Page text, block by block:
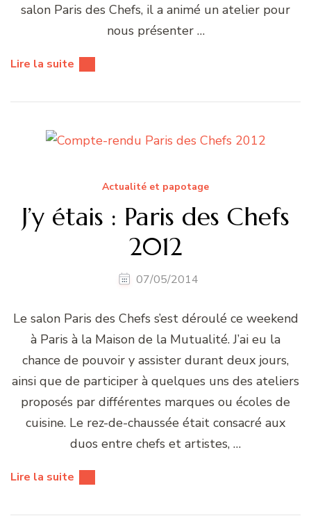
salon Paris des Chefs, il a animé un atelier pour
nous présenter …
Lire la suite
Actualité et papotage
J’y étais : Paris des Chefs
2012
07/05/2014
Le salon Paris des Chefs s’est déroulé ce weekend
à Paris à la Maison de la Mutualité. J’ai eu la
chance de pouvoir y assister durant deux jours,
ainsi que de participer à quelques uns des ateliers
proposés par différentes marques ou écoles de
cuisine. Le rez-de-chaussée était consacré aux
duos entre chefs et artistes, …
Lire la suite